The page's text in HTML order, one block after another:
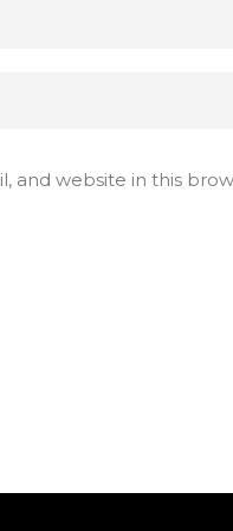
and website in this